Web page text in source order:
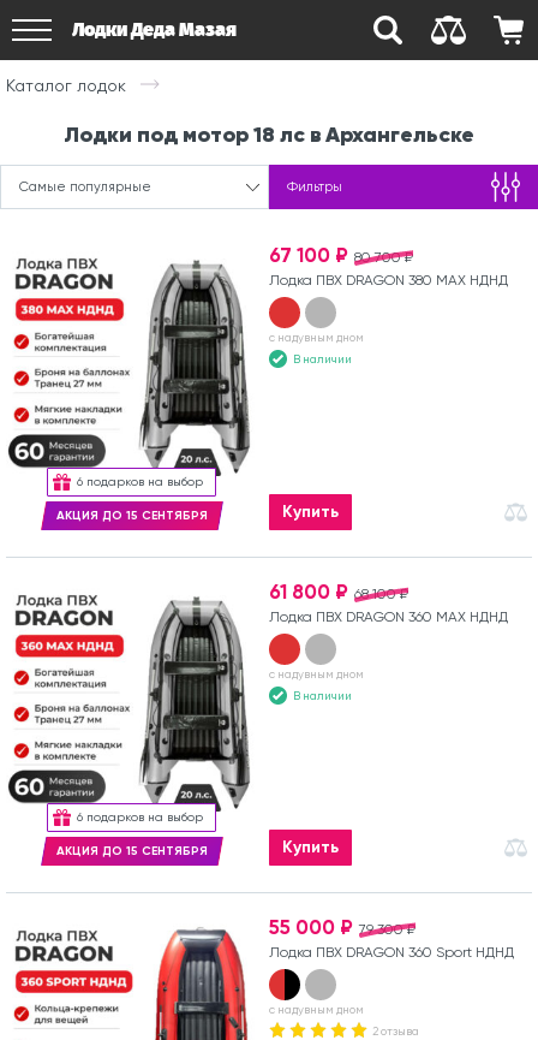
Лодки Деда Мазая
Каталог лодок
Лодки под мотор 18 лс в Архангельске
Самые популярные Фильтры
6 подарков на выбор
АКЦИЯ ДО 15 СЕНТЯБРЯ
80 700 ₽
67 100 ₽
Лодка ПВХ DRAGON 380 MAX НДНД
с надувным дном
В наличии
Купить
6 подарков на выбор
АКЦИЯ ДО 15 СЕНТЯБРЯ
68 100 ₽
61 800 ₽
Лодка ПВХ DRAGON 360 MAX НДНД
с надувным дном
В наличии
Купить
79 300 ₽
55 000 ₽
Лодка ПВХ DRAGON 360 Sport НДНД
с надувным дном
2 отзыва